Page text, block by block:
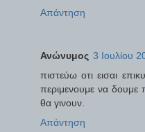
Απάντηση
Ανώνυμος 3 Ιουλίου
πιστεύω οτι εισαι
περιμενουμε να δουμε
θα γινουν.
Απάντηση